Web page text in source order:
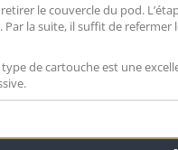
le couvercle du pod.
la suite, il suffit de
de cartouche est une